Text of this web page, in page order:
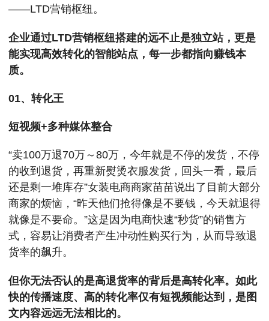
——LTD营销枢纽。
企业通过LTD营销枢纽搭建的远不止是独立站，更是
能实现高效转化的智能站点，每一步都指向赚钱本
质。
01、转化王
短视频+多种媒体整合
“卖100万退70万～80万，今年就是不停的发货，不停
的收到退货，再重新熨烫衣服发货，回头一看，最后
还是剩一堆库存”女装电商商家苗苗说出了目前大部分
商家的烦恼，“昨天他们抢得像是不要钱，今天就退得
就像是不要命。”这是因为电商快速“秒货”的销售方
式，容易让消费者产生冲动性购买行为，从而导致退
货率的飙升。
但你无法否认的是高退货率的背后是高转化率。如此
快的传播速度、高的转化率仅有短视频能达到，是图
文内容远远无法相比的。